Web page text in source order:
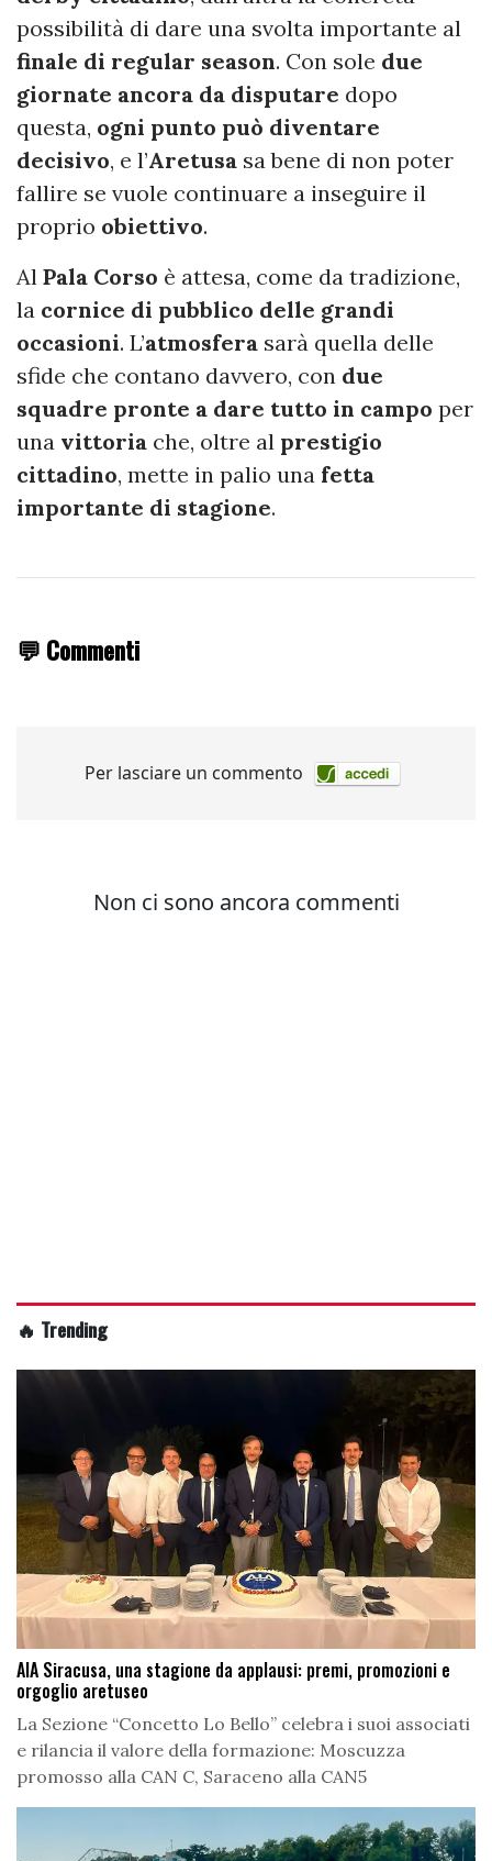
possibilità di dare una svolta importante al
finale di regular season. Con sole due
giornate ancora da disputare dopo
questa, ogni punto può diventare
decisivo, e l’Aretusa sa bene di non poter
fallire se vuole continuare a inseguire il
proprio obiettivo.
Al Pala Corso è attesa, come da tradizione,
la cornice di pubblico delle grandi
occasioni. L’atmosfera sarà quella delle
sfide che contano davvero, con due
squadre pronte a dare tutto in campo per
una vittoria che, oltre al prestigio
cittadino, mette in palio una fetta
importante di stagione.
💬 Commenti
🔥 Trending
AIA Siracusa, una stagione da applausi: premi, promozioni e
orgoglio aretuseo
La Sezione “Concetto Lo Bello” celebra i suoi associati
e rilancia il valore della formazione: Moscuzza
promosso alla CAN C, Saraceno alla CAN5